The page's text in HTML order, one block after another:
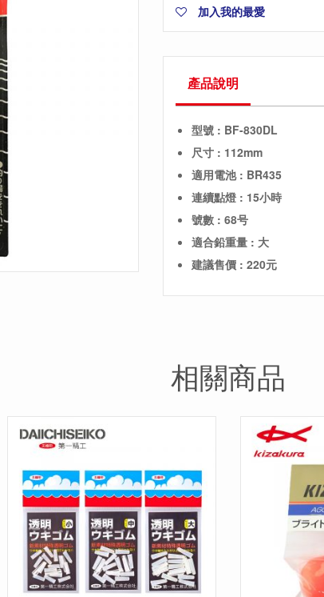
加入我的最愛
產品說明
型號 : BF-830DL
尺寸 : 112mm
適用電池 : BR435
連續點燈 : 15小時
號數 : 68号
適合鉛重量 : 大
建議售價 : 220元
相關商品